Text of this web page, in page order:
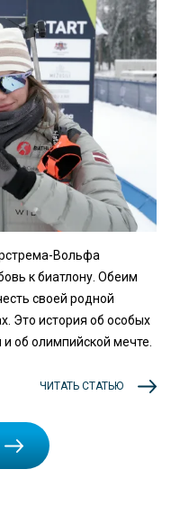
Вольфа
к биатлону. Обеим
своей родной
Это история об особых
об олимпийской мечте.
ЧИТАТЬ СТАТЬЮ